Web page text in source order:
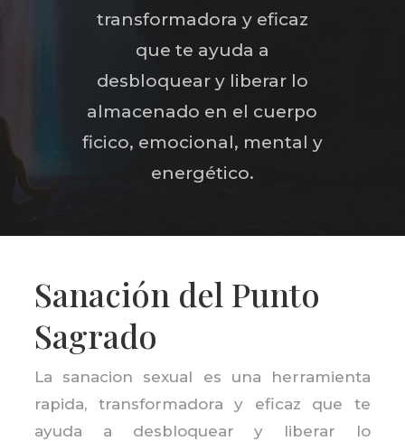
transformadora y eficaz
que te ayuda a
desbloquear y liberar lo
almacenado en el cuerpo
ficico, emocional, mental y
energético.
Sanación del Punto
Sagrado
La sanacion sexual es una herramienta
rapida, transformadora y eficaz que te
ayuda a desbloquear y liberar lo